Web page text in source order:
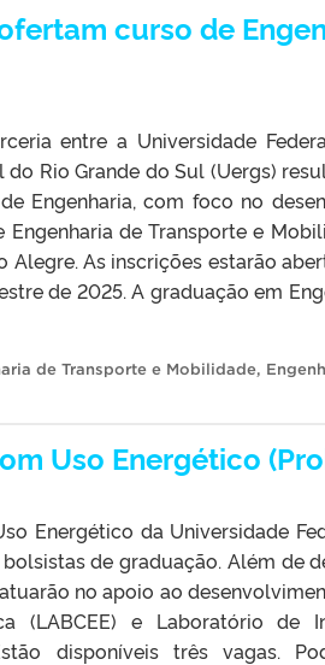
curso de
entre a Universidade
do Rio Grande do Sul (Uergs)
Engenharia, com foco no
Engenharia de Transporte e
Alegre. As inscrições estarão
de 2025. A graduação em
de Transporte e Mobilidade,
Uso Energético
Energético da Universidade
de graduação. Além de
no apoio ao
(LABCEE) e Laboratório de
disponíveis três vagas.